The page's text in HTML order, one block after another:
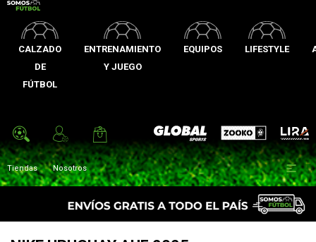
CALZADO
DE
FÚTBOL
ENTRENAMIENTO
Y JUEGO
EQUIPOS LIFESTYLE
Global Sports Zooko Lira
Tiendas Nosotros 